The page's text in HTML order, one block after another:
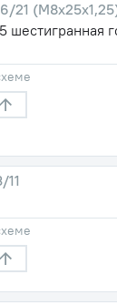
21
шестигранная
11